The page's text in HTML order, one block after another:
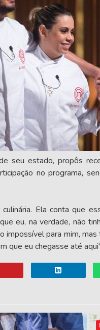
seu estado, propôs
no programa,
Ela conta que
eu, na verdade, não
impossível para mim,
que eu chegasse até